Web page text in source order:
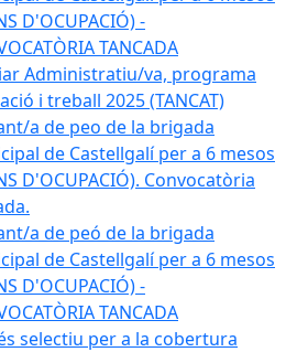
D'OCUPACIÓ) -
TANCADA
Administratiu/va, programa
i treball 2025 (TANCAT)
a de peo de la brigada
de Castellgalí per a 6 mesos
D'OCUPACIÓ). Convocatòria
a de peó de la brigada
de Castellgalí per a 6 mesos
D'OCUPACIÓ) -
TANCADA
selectiu per a la cobertura